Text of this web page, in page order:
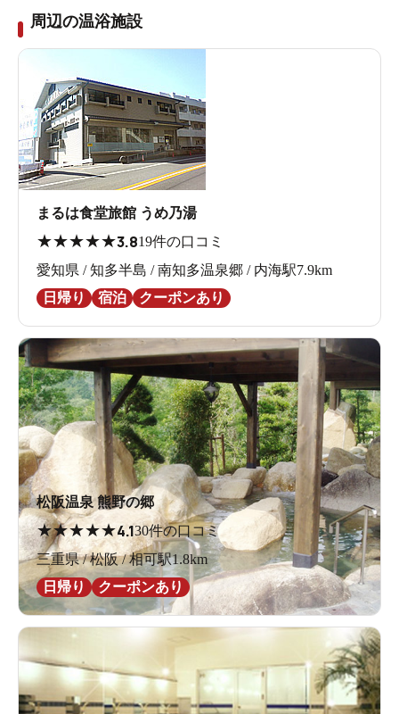
周辺の温浴施設
まるは食堂旅館 うめ乃湯
★★★★★3.819件の口コミ
愛知県 / 知多半島 / 南知多温泉郷 / 内海駅7.9km
日帰り
宿泊 クーポンあり
松阪温泉 熊野の郷
★★★★★4.130件の口コミ
三重県 / 松阪 / 相可駅1.8km
日帰り
クーポンあり